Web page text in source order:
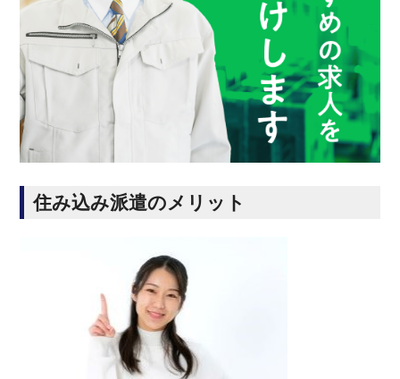
住み込み派遣のメリット